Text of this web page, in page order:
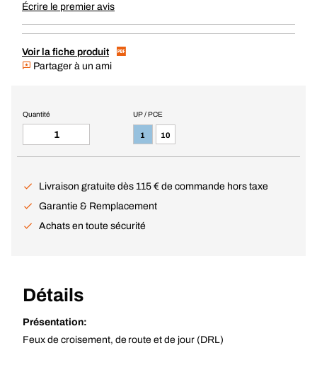
Écrire le premier avis
Voir la fiche produit
Partager à un ami
UP / PCE
1 10
Quantité
Livraison gratuite dès 115 € de commande hors taxe
Garantie & Remplacement
Achats en toute sécurité
Détails
Présentation:
Feux de croisement, de route et de jour (DRL)